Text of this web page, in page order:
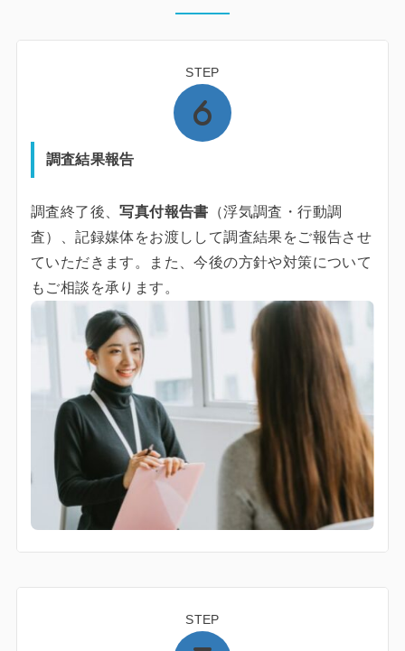
STEP
調査結果報告
調査終了後、写真付報告書 （浮気調査・行動調
査）、記録媒体をお渡しして調査結果をご報告させ
ていただきます。また、今後の方針や対策について
もご相談を承ります。
STEP